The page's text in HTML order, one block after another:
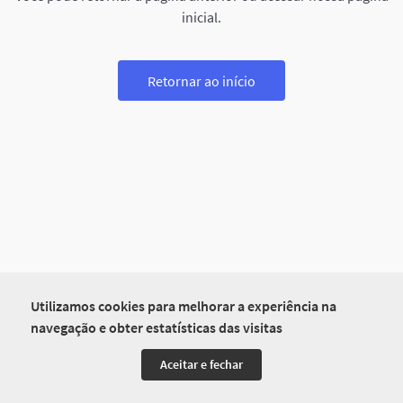
Utilizamos cookies para melhorar a experiência na
navegação e obter estatísticas das visitas
Aceitar e fechar
inicial.
Retornar ao início